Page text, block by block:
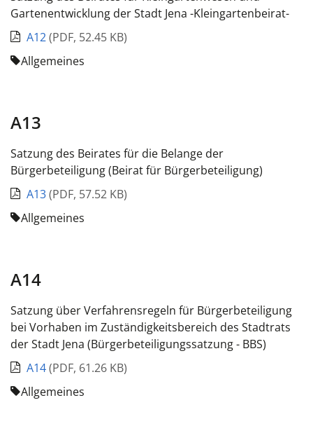
Gartenentwicklung der Stadt Jena -Kleingartenbeirat-
A12(PDF, 52.45 KB)
Allgemeines
A13
Satzung des Beirates für die Belange der
Bürgerbeteiligung (Beirat für Bürgerbeteiligung)
A13(PDF, 57.52 KB)
Allgemeines
A14
Satzung über Verfahrensregeln für Bürgerbeteiligung
bei Vorha­ben im Zuständigkeitsbereich des Stadtrats
der Stadt Jena (Bürgerbeteiligungssatzung - BBS)
A14(PDF, 61.26 KB)
Allgemeines